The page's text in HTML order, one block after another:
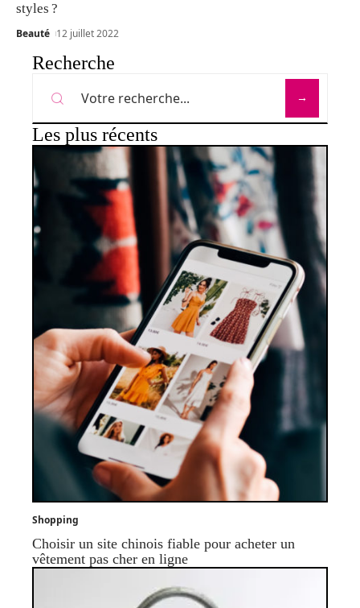
styles ?
Beauté 12 juillet 2022
Recherche
Les plus récents
Shopping
Choisir un site chinois fiable pour acheter un
vêtement pas cher en ligne